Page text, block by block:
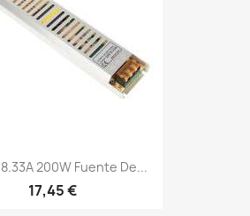
200W Fuente De...
17,45 €